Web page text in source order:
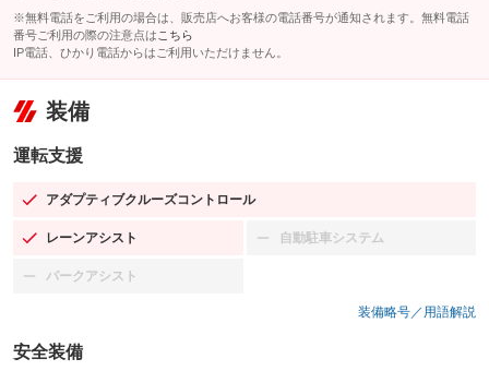
※無料電話をご利用の場合は、販売店へお客様の電話番号が通知されます。無料電話
番号ご利用の際の注意点は こちら
IP電話、ひかり電話からはご利用いただけません。
装備
運転支援
アダプティブクルーズコントロール
：装備あり
レーンアシスト
：装備あり 自動駐車システム
：装備なし
パークアシスト
：装備なし
装備略号／用語解説
安全装備